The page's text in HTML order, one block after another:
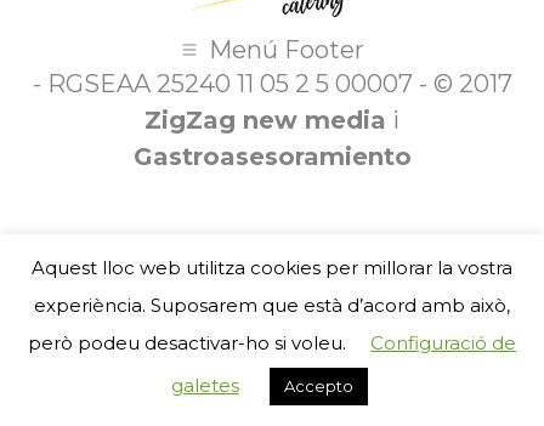
Menú Footer
- RGSEAA 25240 11 05 2 5 00007 - © 2017
ZigZag new media i
Gastroasesoramiento
Aquest lloc web utilitza cookies per millorar la vostra
experiència. Suposarem que està d’acord amb això,
però podeu desactivar-ho si voleu.
Configuració de
galetes
Accepto